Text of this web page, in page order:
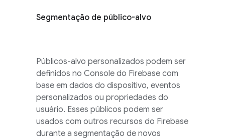
Segmentação de público-alvo
Públicos-alvo personalizados podem ser
definidos no Console do Firebase com
base em dados do dispositivo, eventos
personalizados ou propriedades do
usuário. Esses públicos podem ser
usados com outros recursos do Firebase
durante a segmentação de novos